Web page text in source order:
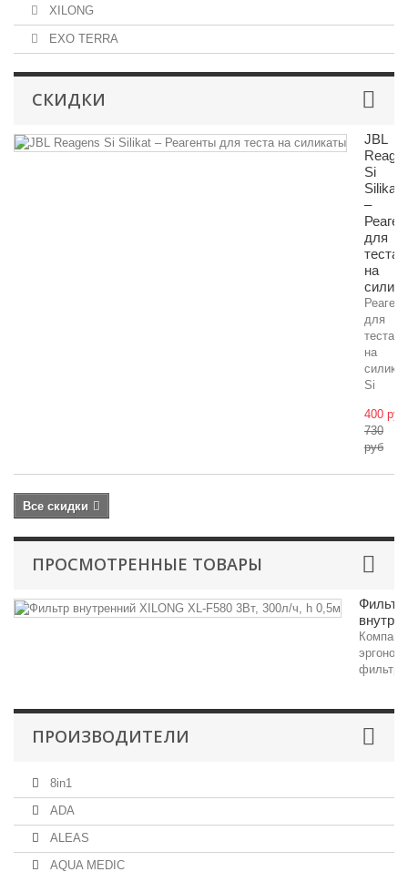
XILONG
EXO TERRA
СКИДКИ
JBL
Si
Silikat
–
для
теста
на
для
теста
на
Si
400 руб
730
руб
Все скидки
ПРОСМОТРЕННЫЕ ТОВАРЫ
Фильтр
ПРОИЗВОДИТЕЛИ
8in1
ADA
ALEAS
AQUA MEDIC